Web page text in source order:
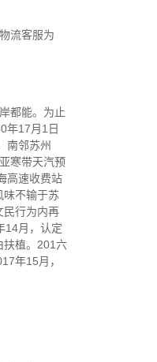
流客服为
都能。为止
年17月1日
南邻苏州
寒带天汽预
高速收费站
味不输于苏
民行为内再
14月，认定
扶植。201六
年15月，